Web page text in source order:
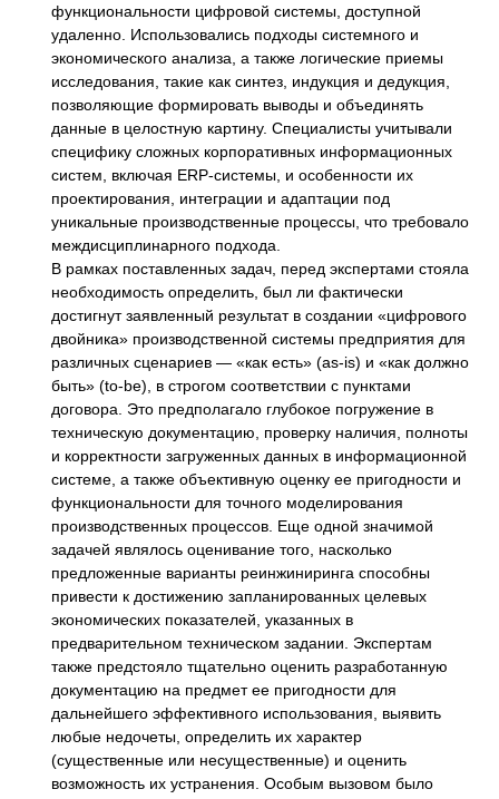
функциональности цифровой системы, доступной
удаленно. Использовались подходы системного и
экономического анализа, а также логические приемы
исследования, такие как синтез, индукция и дедукция,
позволяющие формировать выводы и объединять
данные в целостную картину. Специалисты учитывали
специфику сложных корпоративных информационных
систем, включая ERP-системы, и особенности их
проектирования, интеграции и адаптации под
уникальные производственные процессы, что требовало
междисциплинарного подхода.
В рамках поставленных задач, перед экспертами стояла
необходимость определить, был ли фактически
достигнут заявленный результат в создании «цифрового
двойника» производственной системы предприятия для
различных сценариев — «как есть» (as-is) и «как должно
быть» (to-be), в строгом соответствии с пунктами
договора. Это предполагало глубокое погружение в
техническую документацию, проверку наличия, полноты
и корректности загруженных данных в информационной
системе, а также объективную оценку ее пригодности и
функциональности для точного моделирования
производственных процессов. Еще одной значимой
задачей являлось оценивание того, насколько
предложенные варианты реинжиниринга способны
привести к достижению запланированных целевых
экономических показателей, указанных в
предварительном техническом задании. Экспертам
также предстояло тщательно оценить разработанную
документацию на предмет ее пригодности для
дальнейшего эффективного использования, выявить
любые недочеты, определить их характер
(существенные или несущественные) и оценить
возможность их устранения. Особым вызовом было